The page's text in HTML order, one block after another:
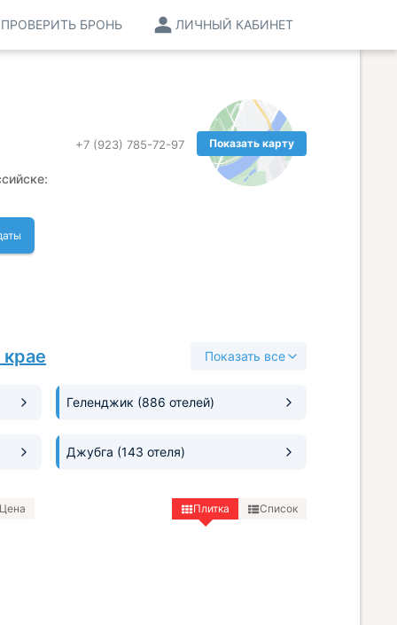
ЛИЧНЫЙ КАБИНЕТ
ПРОВЕРИТЬ БРОНЬ
Показать карту
+7 (923) 785-72-97
Показать все
Геленджик (886 отелей)
Джубга (143 отеля)
Цена Плитка Список